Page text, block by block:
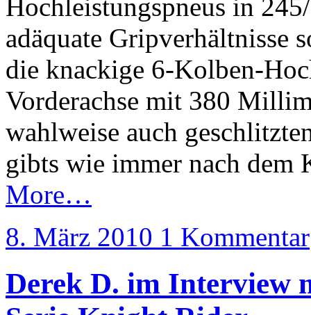
Hochleistungspneus in
adäquate Gripverhältnisse
die knackige 6-Kolben-
Vorderachse mit 380
wahlweise auch
gibts wie immer nach dem
More…
8. März 2010 1 Kommentar
Derek D. im Interview